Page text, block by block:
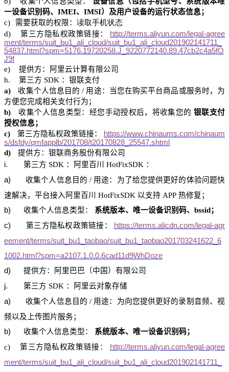
一设备识别码、 IMEI、 IMSI）及用户设备的运行状态信息；
c)
需要获取的权限： 读取手机状态
d) 第三方隐私权政策链接：
http://terms.aliyun.com/legal-agree
ment/terms/suit_bu1_ali_cloud/suit_bu1_ali_cloud201902141711_
54837.html?spm=5176.19720258.J_9220772140.89.47cb2c4a5fO
J9f
e)
提供方：阿里云计算有限公司
h.
第三方 SDK ：银联支付
a)
收集个人信息目的 / 用途：当您在购买平台商品或服务时，为
方便您完成相关支付行为；
b)
收集个人信息类型： 经您手动授权后，将收集您的 银联支付
授权信息；
c)
第三方隐私权政策链接：
https://www.chinaums.com/chinaum
s/dsfdy/qmfapplb/201708/t20170828_25547.shtml
d)
提供方：银联商务股份有限公司
i. 第三方 SDK ：阿里百川 HotFixSDK ：
a)
收集个人信息目的 / 用途：为了给您提供更好的体验问题快
速解决，平台接入阿里百川
HotFixSDK 以支持 APP 热修复；
b)
收集个人信息类型： 系统版本、唯一设备识别码、 bssid；
c)
第三方隐私权政策链接：
https://terms.alicdn.com/legal-agr
eement/terms/suit_bu1_taobao/suit_bu1_taobao201703241622_6
1002.html?spm=a2107.1.0.0.6cad11d9WhDoze
d)
提供方：阿里巴巴（中国）有限公司
j.
第三方 SDK ：阿里云对象存储
a)
收集个人信息目的 / 用途：为向您提供更好的录制音频、视
频以及上传图片服务；
b)
收集个人信息类型：
系统版本、唯一设备识别码；
c)
第三方隐私权政策链接：
http://terms.aliyun.com/legal-agree
ment/terms/suit_bu1_ali_cloud/suit_bu1_ali_cloud201902141711_